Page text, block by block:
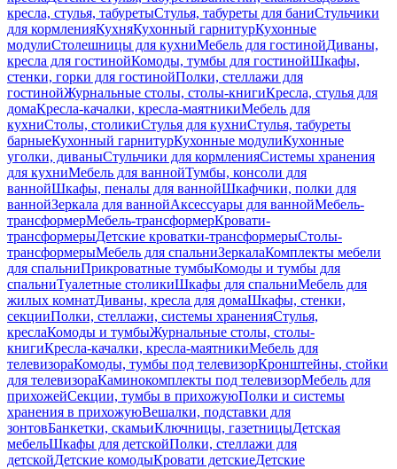
кресла, стулья, табуретыСтулья, табуреты для баниСтульчики
для кормленияКухняКухонный гарнитурКухонные
модулиСтолешницы для кухниМебель для гостинойДиваны,
кресла для гостинойКомоды, тумбы для гостинойШкафы,
стенки, горки для гостинойПолки, стеллажи для
гостинойЖурнальные столы, столы-книгиКресла, стулья для
домаКресла-качалки, кресла-маятникиМебель для
кухниСтолы, столикиСтулья для кухниСтулья, табуреты
барныеКухонный гарнитурКухонные модулиКухонные
уголки, диваныСтульчики для кормленияСистемы хранения
для кухниМебель для ваннойТумбы, консоли для
ваннойШкафы, пеналы для ваннойШкафчики, полки для
ваннойЗеркала для ваннойАксессуары для ваннойМебель-
трансформерМебель-трансформерКровати-
трансформерыДетские кроватки-трансформерыСтолы-
трансформерыМебель для спальниЗеркалаКомплекты мебели
для спальниПрикроватные тумбыКомоды и тумбы для
спальниТуалетные столикиШкафы для спальниМебель для
жилых комнатДиваны, кресла для домаШкафы, стенки,
секцииПолки, стеллажи, системы храненияСтулья,
креслаКомоды и тумбыЖурнальные столы, столы-
книгиКресла-качалки, кресла-маятникиМебель для
телевизораКомоды, тумбы под телевизорКронштейны, стойки
для телевизораКаминокомплекты под телевизорМебель для
прихожейСекции, тумбы в прихожуюПолки и системы
хранения в прихожуюВешалки, подставки для
зонтовБанкетки, скамьиКлючницы, газетницыДетская
мебельШкафы для детскойПолки, стеллажи для
детскойДетские комодыКровати детскиеДетские